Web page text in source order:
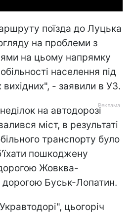
поїзда до Луцька
на проблеми з
на цьому напрямку
населення під
- заявили в УЗ.
на автодорозі
міст, в результаті
транспорту було
пошкоджену
Жовква-
Буськ-Лопатин.
цьогоріч